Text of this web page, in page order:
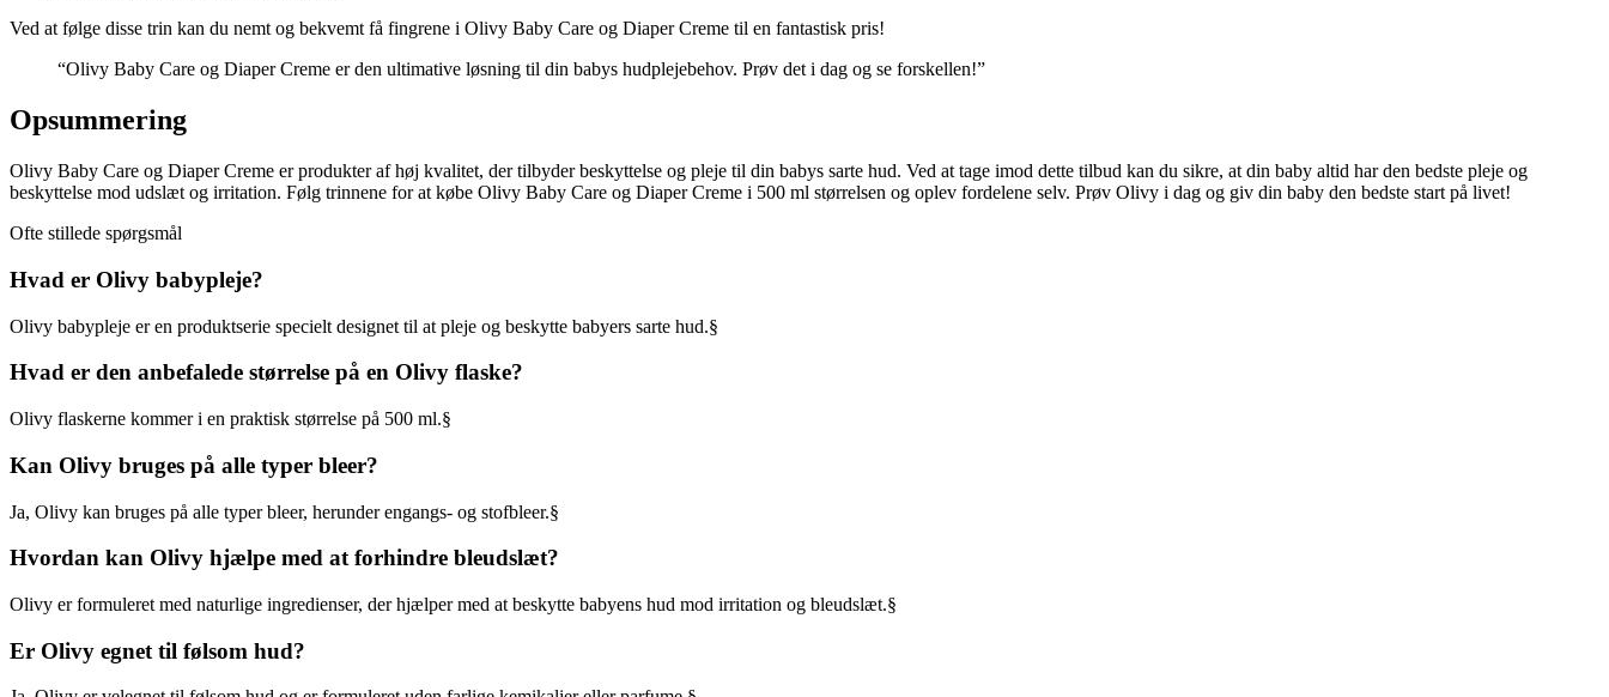
Ved at følge disse trin kan du nemt og bekvemt få fingrene i Olivy Baby Care og Diaper Creme til en fantastisk pris!
“Olivy Baby Care og Diaper Creme er den ultimative løsning til din babys hudplejebehov. Prøv det i dag og se forskellen!”
Opsummering
Olivy Baby Care og Diaper Creme er produkter af høj kvalitet, der tilbyder beskyttelse og pleje til din babys sarte hud. Ved at tage imod dette tilbud kan du sikre, at din baby altid har den bedste pleje og
beskyttelse mod udslæt og irritation. Følg trinnene for at købe Olivy Baby Care og Diaper Creme i 500 ml størrelsen og oplev fordelene selv. Prøv Olivy i dag og giv din baby den bedste start på livet!
Ofte stillede spørgsmål
Hvad er Olivy babypleje?
Olivy babypleje er en produktserie specielt designet til at pleje og beskytte babyers sarte hud.§
Hvad er den anbefalede størrelse på en Olivy flaske?
Olivy flaskerne kommer i en praktisk størrelse på 500 ml.§
Kan Olivy bruges på alle typer bleer?
Ja, Olivy kan bruges på alle typer bleer, herunder engangs- og stofbleer.§
Hvordan kan Olivy hjælpe med at forhindre bleudslæt?
Olivy er formuleret med naturlige ingredienser, der hjælper med at beskytte babyens hud mod irritation og bleudslæt.§
Er Olivy egnet til følsom hud?